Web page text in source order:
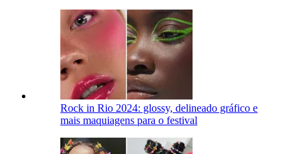
Rock in Rio 2024: glossy, delineado gráfico e
mais maquiagens para o festival